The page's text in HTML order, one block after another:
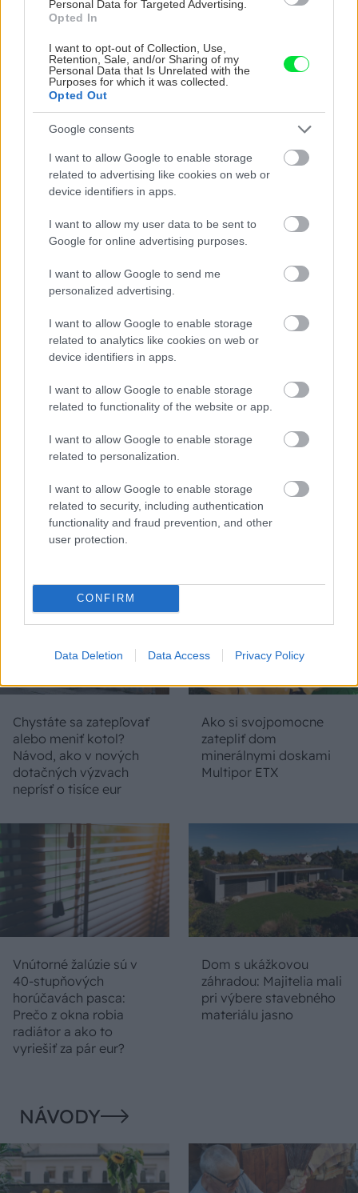
Personal Data for Targeted Advertising.
Opted In
I want to opt-out of Collection, Use,
Retention, Sale, and/or Sharing of my
Personal Data that Is Unrelated with the
Purposes for which it was collected.
Opted Out
Google consents
I want to allow Google to enable storage
related to advertising like cookies on web or
device identifiers in apps.
I want to allow my user data to be sent to
Google for online advertising purposes.
I want to allow Google to send me
personalized advertising.
I want to allow Google to enable storage
related to analytics like cookies on web or
device identifiers in apps.
I want to allow Google to enable storage
related to functionality of the website or app.
I want to allow Google to enable storage
related to personalization.
I want to allow Google to enable storage
related to security, including authentication
functionality and fraud prevention, and other
user protection.
CONFIRM
Data Deletion Data Access Privacy Policy
Na Morave prerobila
starú chalupu na
nepoznanie: Keď
že nie ste v Toskánsku
S motorovou pílou sa
dokáže aj podpísať.
montovaný domček v
duchu tradícií
10 najčastejších
skrytých chýb, ktoré
prekvapiť
vôňa dreva: Takáto
deň!
Chystáte sa zatepľovať
alebo meniť kotol?
Návod, ako v nových
dotačných výzvach
neprísť o tisíce eur
Ako si svojpomocne
zatepliť dom
minerálnymi doskami
Multipor ETX
Vnútorné žalúzie sú v
40-stupňových
horúčavách pasca:
Prečo z okna robia
radiátor a ako to
vyriešiť za pár eur?
Dom s ukážkovou
záhradou: Majitelia mali
pri výbere stavebného
materiálu jasno
NÁVODY